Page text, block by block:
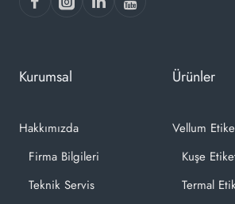
Kurumsal
Hakkımızda
Firma Bilgileri
Teknik Servis
Ürünler
Vellum
Kuşe
Termal